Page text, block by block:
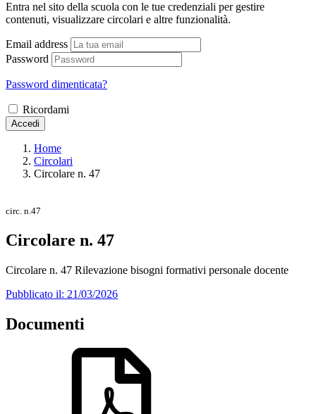
Entra nel sito della scuola con le tue credenziali per gestire
contenuti, visualizzare circolari e altre funzionalità.
Email address
Password
Password dimenticata?
Ricordami
Accedi
Home
Circolari
Circolare n. 47
circ. n.47
Circolare n. 47
Circolare n. 47 Rilevazione bisogni formativi personale docente
Pubblicato il: 21/03/2026
Documenti